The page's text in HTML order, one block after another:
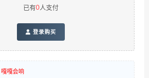
已有0人支付
登录购买
嘎会响